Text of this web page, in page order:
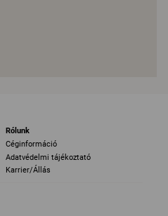
Rólunk
Céginformáció
Adatvédelmi tájékoztató
Karrier/Állás